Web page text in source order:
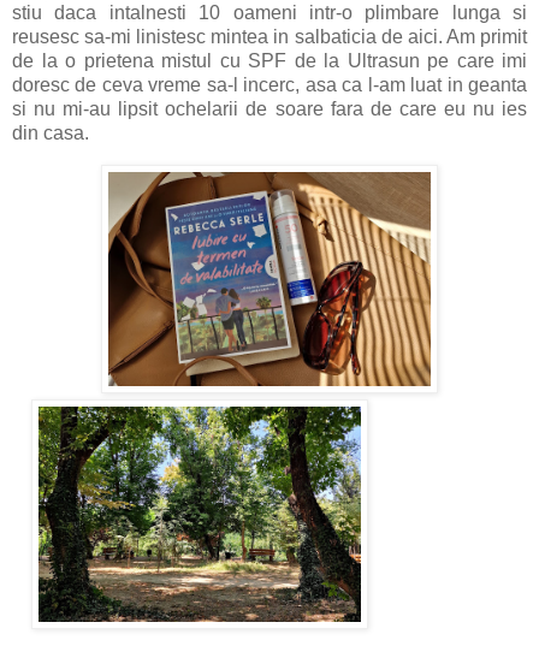
stiu daca intalnesti 10 oameni intr-o plimbare lunga si
reusesc sa-mi linistesc mintea in salbaticia de aici. Am primit
de la o prietena mistul cu SPF de la Ultrasun pe care imi
doresc de ceva vreme sa-l incerc, asa ca l-am luat in geanta
si nu mi-au lipsit ochelarii de soare fara de care eu nu ies
din casa.